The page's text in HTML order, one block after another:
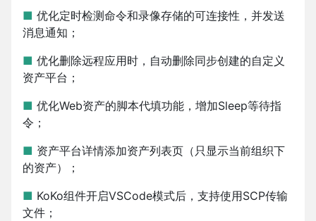
■ 优化定时检测命令和录像存储的可连接性，并发送
消息通知；
■ 优化删除远程应用时，自动删除同步创建的自定义
资产平台；
■ 优化Web资产的脚本代填功能，增加Sleep等待指
令；
■ 资产平台详情添加资产列表页（只显示当前组织下
的资产）；
■ KoKo组件开启VSCode模式后，支持使用SCP传输
文件；